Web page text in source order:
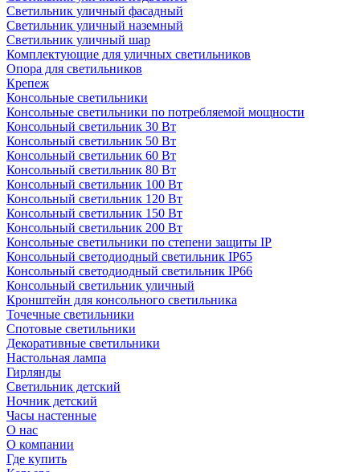
Светильник уличный фасадный
Светильник уличный наземный
Cветильник уличный шар
Комплектующие для уличных светильников
Опора для светильников
Крепеж
Консольные светильники
Консольные светильники по потребляемой мощности
Консольный светильник 30 Вт
Консольный светильник 50 Вт
Консольный светильник 60 Вт
Консольный светильник 80 Вт
Консольный светильник 100 Вт
Консольный светильник 120 Вт
Консольный светильник 150 Вт
Консольный светильник 200 Вт
Консольные светильники по степени защиты IP
Консольный светодиодный светильник IP65
Консольный светодиодный светильник IP66
Консольный светильник уличный
Кронштейн для консольного светильника
Точечные светильники
Спотовые светильники
Декоративные светильники
Настольная лампа
Гирлянды
Светильник детский
Ночник детский
Часы настенные
О нас
О компании
Где купить